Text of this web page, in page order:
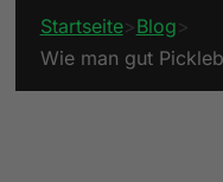
Startseite>Blog>
Wie man gut